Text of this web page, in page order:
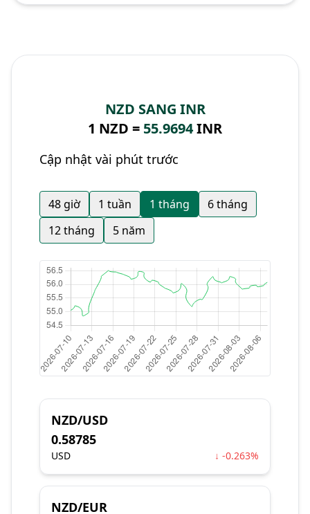
NZD SANG INR
1 NZD = 55.9694INR
Cập nhật vài phút trước
48 giờ 1 tuần 1 tháng
6 tháng
12 tháng
5 năm
NZD/USD
0.58785
USD ↓ -0.263%
NZD/EUR